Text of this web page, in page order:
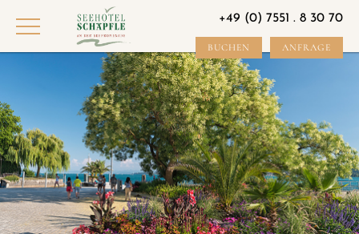
ANFRAGE
BUCHEN
+49 (0) 7551 . 8 30 70